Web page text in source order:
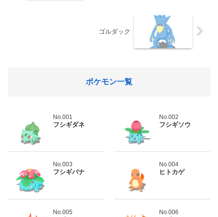
ゴルダック
ポケモン一覧
No.001
フシギダネ
No.002
フシギソウ
No.003
フシギバナ
No.004
ヒトカゲ
No.005 No.006